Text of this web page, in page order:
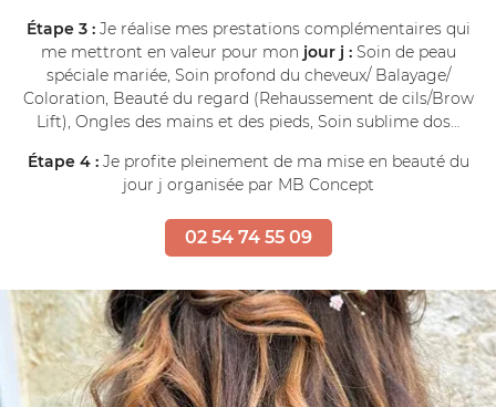
Étape 3 :Je réalise mes prestations complémentaires qui
me mettront en valeur pour mon jour j :Soin de peau
spéciale mariée, Soin profond du cheveux/ Balayage/
Coloration, Beauté du regard (Rehaussement de cils/Brow
Lift), Ongles des mains et des pieds, Soin sublime dos…
Étape 4 :Je profite pleinement de ma mise en beauté du
jour j organisée par MB Concept
02 54 74 55 09